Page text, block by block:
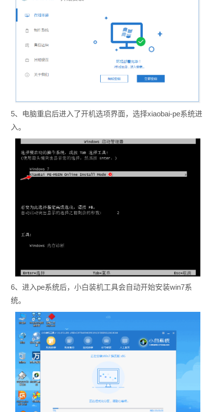
5、电脑重启后进入了开机选项界面，选择xiaobai-pe系统进
入。
6、进入pe系统后，小白装机工具会自动开始安装win7系
统。